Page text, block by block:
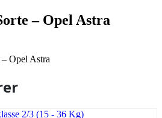
– Opel Astra
Opel Astra